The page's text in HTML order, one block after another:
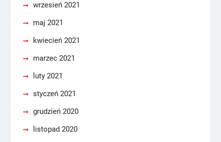
wrzesień 2021
maj 2021
kwiecień 2021
marzec 2021
luty 2021
styczeń 2021
grudzień 2020
listopad 2020